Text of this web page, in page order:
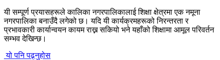
यी सम्पूर्ण प्रयासहरूले कालिका नगरपालिकालाई शिक्षा क्षेत्रमा एक नमूना
नगरपालिका बनाउँदै लगेको छ। यदि यी कार्यक्रमहरूको निरन्तरता र
प्रभावकारी कार्यान्वयन कायम राख्न सकियो भने यहाँको शिक्षामा आमूल परिवर्तन
सम्भव देखिन्छ।
यो पनि पढ्नुहोस